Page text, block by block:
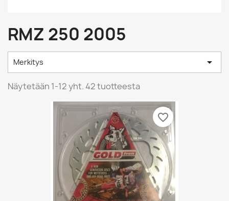
RMZ 250 2005
Merkitys 
Näytetään 1-12 yht. 42 tuotteesta
favorite_border